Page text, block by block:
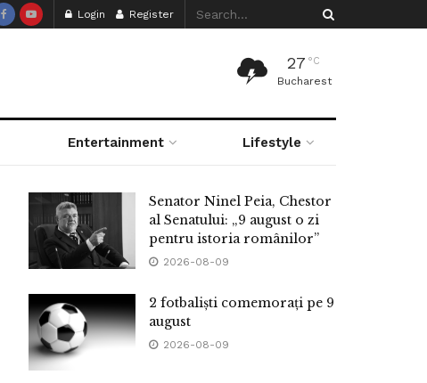
Login Register
27 °C
Bucharest
Entertainment Lifestyle
Senator Ninel Peia, Chestor
al Senatului: „9 august o zi
pentru istoria românilor”
2026-08-09
2 fotbaliști comemorați pe 9
august
2026-08-09